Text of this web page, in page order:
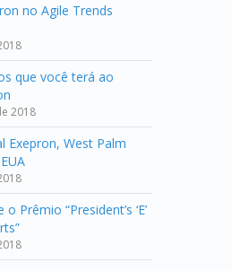
no Agile Trends
que você terá ao
2018
Exepron, West Palm
Prêmio “President’s ‘E’